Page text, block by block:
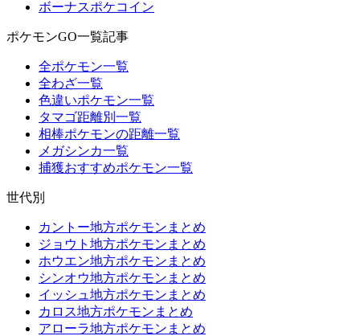
ボーナスポケコイン
ポケモンGO一覧記事
全ポケモン一覧
全わざ一覧
色違いポケモン一覧
タマゴ距離別一覧
相棒ポケモンの距離一覧
メガシンカ一覧
捕獲おすすめポケモン一覧
世代別
カントー地方ポケモンまとめ
ジョウト地方ポケモンまとめ
ホウエン地方ポケモンまとめ
シンオウ地方ポケモンまとめ
イッシュ地方ポケモンまとめ
カロス地方ポケモンまとめ
アローラ地方ポケモンまとめ